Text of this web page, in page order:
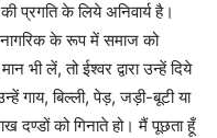
प्रगति के लिये अनिवार्य है।
नागरिक के रूप में समाज को
भी लें, तो ईश्वर द्वारा उन्हें दिये
गाय, बिल्ली, पेड़, जड़ी-बूटी या
दण्डों को गिनाते हो। मैं पूछता हूँ